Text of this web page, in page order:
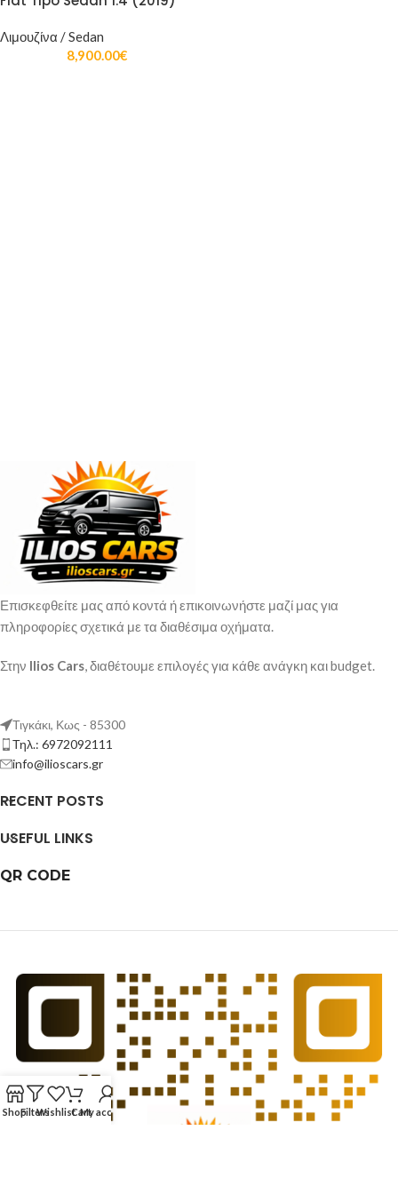
Λιμουζίνα / Sedan
8,900.00€
Επισκεφθείτε μας από κοντά ή επικοινωνήστε μαζί μας για
πληροφορίες σχετικά με τα διαθέσιμα οχήματα.
Στην Ilios Cars, διαθέτουμε επιλογές για κάθε ανάγκη και budget.
Τιγκάκι, Κως - 85300
Τηλ.: 6972092111
info@ilioscars.gr
RECENT POSTS
USEFUL LINKS
QR CODE
ShopFiltersWishlistCartMy account